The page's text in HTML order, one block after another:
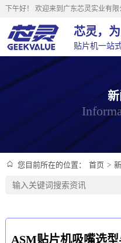
下午好！ 欢迎来到广东芯灵实业有限
芯灵，
贴片机一站
您目前所在的位置： 首页 >
ASM贴片机吸嘴选